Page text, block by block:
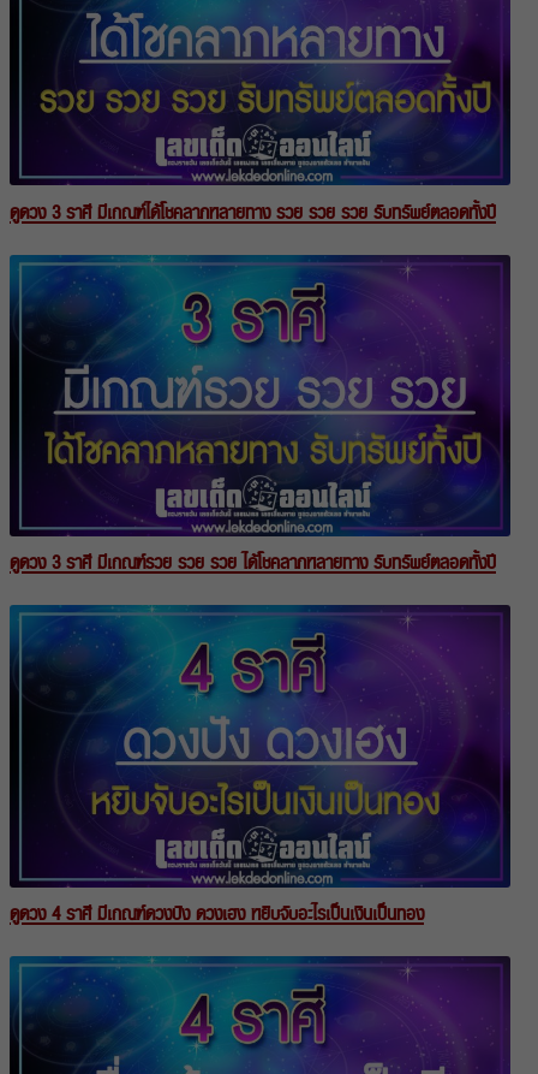
ดูดวง 3 ราศี มีเกณฑ์ได้โชคลาภหลายทาง รวย รวย รวย รับทรัพย์ตลอดทั้งปี
ดูดวง 3 ราศี มีเกณฑ์รวย รวย รวย ได้โชคลาภหลายทาง รับทรัพย์ตลอดทั้งปี
ดูดวง 4 ราศี มีเกณฑ์ดวงปัง ดวงเฮง หยิบจับอะไรเป็นเงินเป็นทอง